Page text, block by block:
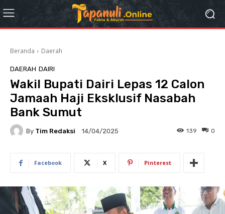
Beranda Daerah
DAERAH DAIRI
Wakil Bupati Dairi Lepas 12 Calon
Jamaah Haji Eksklusif Nasabah
Bank Sumut
By Tim Redaksi 14/04/2025 0
139
Facebook X Pinterest